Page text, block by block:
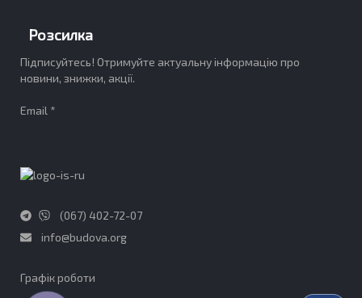
Розсилка
Підписуйтесь! Отримуйте актуальну інформацію про
новини, знижки, акції.
Email *
(067) 402-72-07
info@budova.org
Графік роботи​